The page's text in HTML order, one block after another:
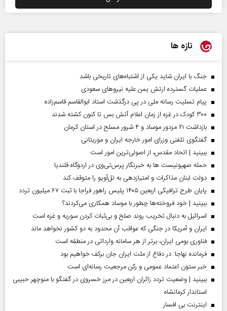
تازه ها
جنگ با ایران شاید یکی از اشتباه‌های تاریخی باشد
عملیات گسترده ارتش یمن علیه نیروهای سعودی
پیام تسلیت رسانه ملی در پی درگذشت استاد ابوالقاسم قاسم‌زاده
۳۰۰ کودک در غزه از زمان اعلام آتش بس تا کنون کشته شدند
بازداشت ۲۱ مزدور موساد و ۴ شرور مسلح در استان کرمان
گفتگوی تلفنی وزرای امور خارجه ایران و موریتانی
ببینید | اتحاد مقدس، از اصولی‌ترین امور است
حمله صهیونیست ها به خبرنگار پرس‌تی‌وی در اردوگاه قلندیا
دولت لبنان مذاکرات و امتیازدهی به تل‌آویو را متوقف کند
پایان طرح ترافیکی اربعین ۱۴۰۵ پلیس راهور فراجا با ثبت ۶۷ میلیون تردد
ببینید | خود فروخته‌ها چطور با موساد همکاری می‌کردند؟
اسرائیل به دنبال تخریب روند صلح و بی‌ثبات کردن سوریه و غزه است
ایران و آمریکا در جنگی که عواقب آن محدود به دو کشور نخواهد ماند
فناوری بومی ایران، برتر از هر سامانه وارداتی در منطقه است
فرمانده نهاجا: در دفاع از ملت ایران جان برکف خواهیم بود
خبر ستون اعتماد عمومی و رکن مرجعیت رسانه‌ای است
ببینید | وضعیت تردد زائران اربعین در مرز خسروی در گفتگو با منوچهر حبیبی
استاندار کرمانشاه
اینترنت بی افسار